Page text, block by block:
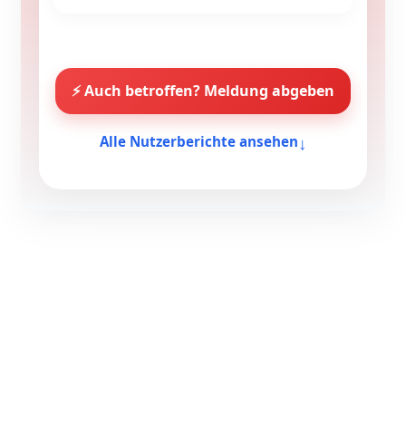
⚡ Auch betroffen? Meldung abgeben
Alle Nutzerberichte ansehen ↓